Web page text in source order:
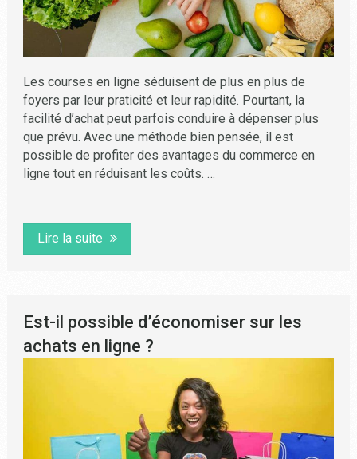
Les courses en ligne séduisent de plus en plus de
foyers par leur praticité et leur rapidité. Pourtant, la
facilité d’achat peut parfois conduire à dépenser plus
que prévu. Avec une méthode bien pensée, il est
possible de profiter des avantages du commerce en
ligne tout en réduisant les coûts. …
Lire la suite
Est-il possible d’économiser sur les
achats en ligne ?